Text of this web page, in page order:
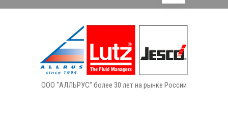
ООО "АЛЛЬРУС" более 30 лет на рынке России